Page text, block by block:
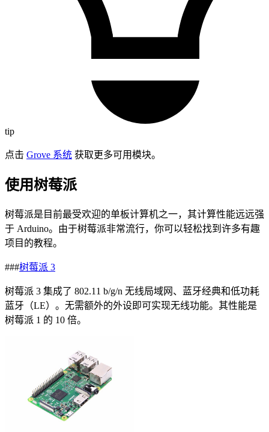
tip
点击 Grove 系统 获取更多可用模块。
使用树莓派
树莓派是目前最受欢迎的单板计算机之一，其计算性能远远强
于 Arduino。由于树莓派非常流行，你可以轻松找到许多有趣
项目的教程。
###树莓派 3
树莓派 3 集成了 802.11 b/g/n 无线局域网、蓝牙经典和低功耗
蓝牙（LE）。无需额外的外设即可实现无线功能。其性能是
树莓派 1 的 10 倍。